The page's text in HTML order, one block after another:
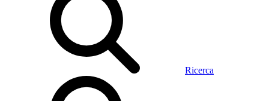
Ricerca